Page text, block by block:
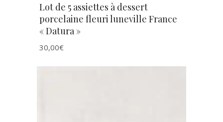
Lot de 5 assiettes à dessert
porcelaine fleuri luneville France
« Datura »
30,00€